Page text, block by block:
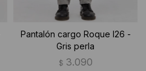
Pantalón cargo Roque I26 -
Gris perla
$ 3.090